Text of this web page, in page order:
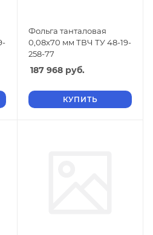
Фольга танталовая
0,08х70 мм ТВЧ ТУ 48-19-
258-77
187 968 руб.
КУПИТЬ